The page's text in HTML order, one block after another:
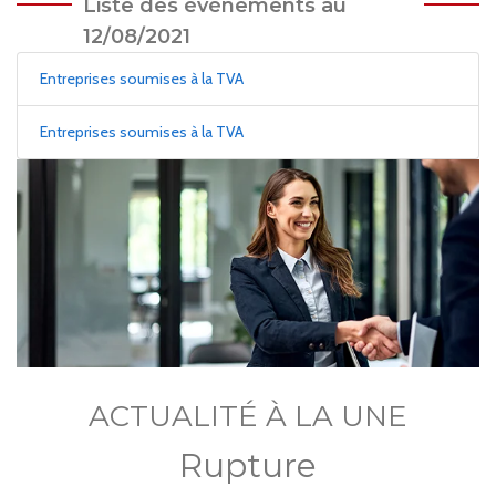
Liste des évènements au
12/08/2021
Entreprises soumises à la TVA
Entreprises soumises à la TVA
ACTUALITÉ À LA UNE
Rupture